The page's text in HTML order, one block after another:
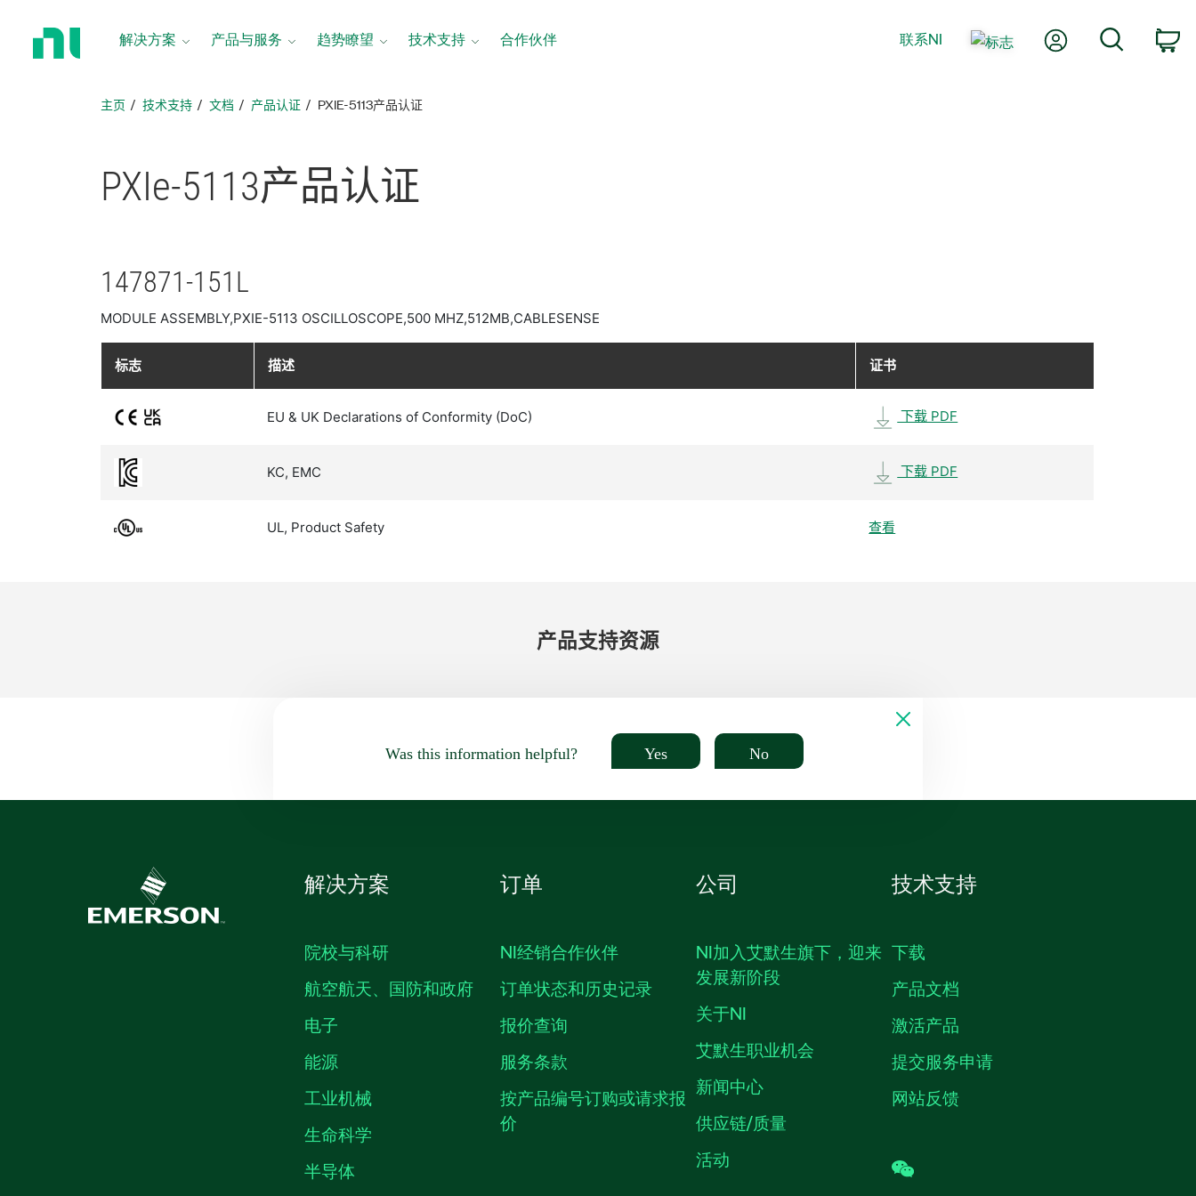
解决方案 产品与服务 趋势瞭望 技术支持 合作伙伴 联系NI 我的账户
主页 技术支持 文档 产品认证 PXIE-5113产品认证
PXIe-5113产品认证
147871-151L
MODULE ASSEMBLY,PXIE-5113 OSCILLOSCOPE,500 MHZ,512MB,CABLESENSE
标志 描述 证书
EU & UK Declarations of Conformity (DoC) 下载 PDF
KC, EMC 下载 PDF
UL, Product Safety 查看
产品​支持​资源
Was this information helpful? Yes No
解决方案
院校与科研
航空航天、国防和政府
电子
能源
工业机械
生命科学
半导体
订单
NI经销合作伙伴
订单状态和历史记录
报价查询
服务条款
按产品编号订购或请求报
价
公司
NI加入艾默生旗下，迎来
发展新阶段
关于NI
艾默生职业机会
新闻中心
供应链/质量
活动
技术支持
下载
产品文档
激活产品
提交服务申请
网站反馈
wechat